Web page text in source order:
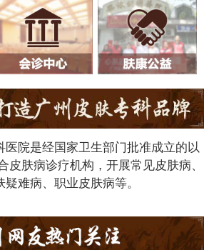
医院是经国家卫生部门批准成立的以
皮肤病诊疗机构，开展常见皮肤病、
难病、职业皮肤病等。